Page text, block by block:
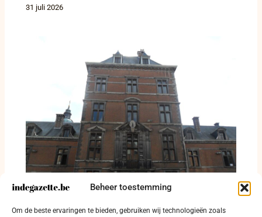
Beheer toestemming
Om de beste ervaringen te bieden, gebruiken wij technologieën zoals
31 juli 2026
Man door vier schoten gedood in Somzée,